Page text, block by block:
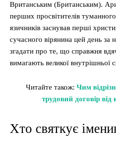
Вританським (Британським).
перших просвітителів
язичників заснував перші
сучасного вірянина цей день
згадати про те, що справжня
вимагають великої внутрішньої
Читайте також: Чим
трудовий договір від
Хто святкує